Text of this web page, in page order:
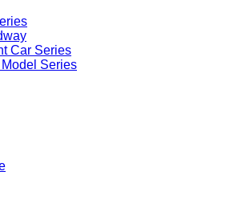
Car Series
Series